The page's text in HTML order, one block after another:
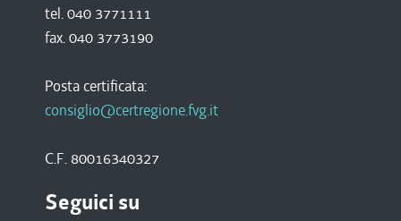
tel. 040 3771111
fax. 040 3773190
Posta certificata:
consiglio@certregione.fvg.it
C.F. 80016340327
Seguici su